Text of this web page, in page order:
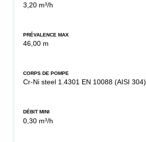
3,20 m³/h
PRÉVALENCE MAX
46,00 m
CORPS DE POMPE
Cr-Ni steel 1.4301 EN 10088 (AISI 304)
DÉBIT MINI
0,30 m³/h